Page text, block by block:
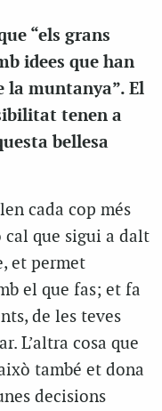
“els grans
idees que han
la muntanya”. El
tenen a
bellesa
cada cop més
que sigui a dalt
et permet
el que fas; et fa
de les teves
L’altra cosa que
també et dona
decisions